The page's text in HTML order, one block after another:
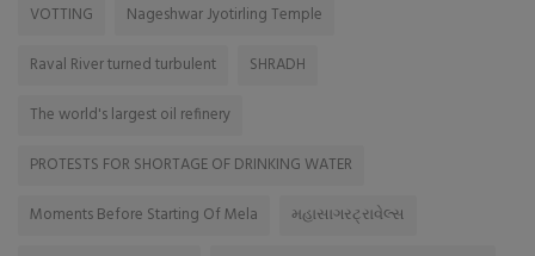
VOTTING
Nageshwar Jyotirling Temple
Raval River turned turbulent
SHRADH
The world's largest oil refinery
PROTESTS FOR SHORTAGE OF DRINKING WATER
Moments Before Starting Of Mela
મહાસાગરટ્રાવેલ્સ